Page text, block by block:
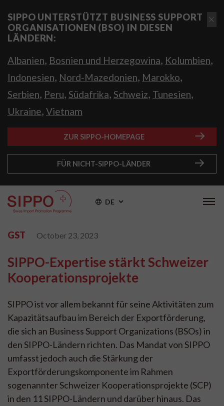
SIPPO UNTERSTÜTZT BUSINESS SUPPORT
ORGANISATIONEN (BSO) IN DIESEN
LÄNDERN:
Albanien, Bosnien und Herzegowina, Kolumbien,
Indonesien, Nord-Mazedonien, Marokko,
Serbien, Peru, Südafrika, Schweiz, Tunesien,
Ukraine, Vietnam
ZUR SIPPO-HOMEPAGE
FÜR NICHT-SIPPO-LÄNDER
DE
GST October 23, 2023
SIPPO-Expertise stärkt Schweizer
Kooperationsprojekte
SIPPO ist vor allem bekannt für seine Aktivitäten zum
Kapazitätsaufbau im Bereich der Exportförderung,
die sich an Business Support Organizations (BSOs) in
den SIPPO-Ländern richten. Das Mandat von SIPPO
umfasst jedoch auch die Stärkung der
Exportförderungskomponente im Rahmen
sogenannter Schweizer Kooperationsprojekte (SCP)
in den 11 SIPPO-Ländern und darüber hinaus. Das